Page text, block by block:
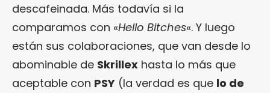
descafeinada. Más todavía si la
comparamos con «Hello Bitches«. Y luego
están sus colaboraciones, que van desde lo
abominable de Skrillex hasta lo más que
aceptable con PSY (la verdad es que lo de